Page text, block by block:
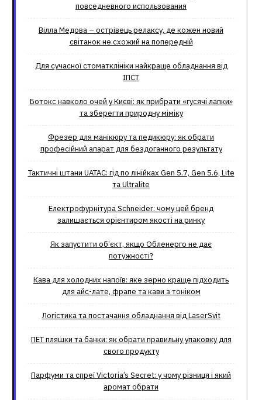
повседневного использования
Вілла Медова – острівець релаксу, де кожен новий
світанок не схожий на попередній
Для сучасної стоматклініки найкраще обладнання від
ІПСТ
Ботокс навколо очей у Києві: як прибрати «гусячі лапки»
та зберегти природну міміку
Фрезер для манікюру та педикюру: як обрати
професійний апарат для бездоганного результату
Тактичні штани UATAC: гід по лінійках Gen 5.7, Gen 5.6, Lite
та Ultralite
Електрофурнітура Schneider: чому цей бренд
залишається орієнтиром якості на ринку
Як запустити об’єкт, якщо Обленерго не дає
потужності?
Кава для холодних напоїв: яке зерно краще підходить
для айс-лате, фрапе та кави з тоніком
Логістика та постачання обладнання від LaserSvit
ПЕТ пляшки та банки: як обрати правильну упаковку для
свого продукту
Парфуми та спреї Victoria’s Secret: у чому різниця і який
аромат обрати